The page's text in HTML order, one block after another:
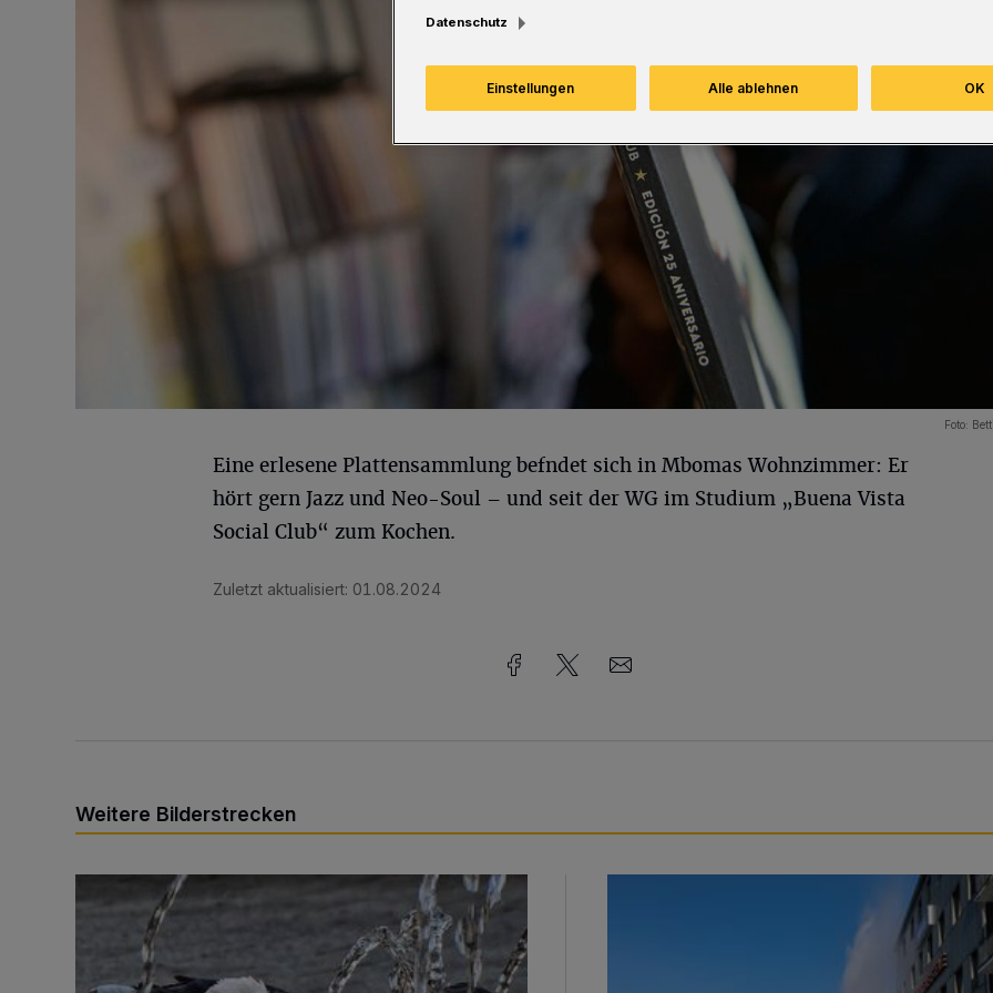
Foto:
Eine erlesene Plattensammlung befndet sich in Mbomas Wohnzimmer: Er
hört gern Jazz und Neo-Soul – und seit der WG im Studium „Buena Vista
Social Club“ zum Kochen.
Zuletzt aktualisiert: 01.08.2024
Weitere Bilderstrecken
Sommer in der Elberfelder City
Datenschutz
Einstellungen Alle ablehnen OK